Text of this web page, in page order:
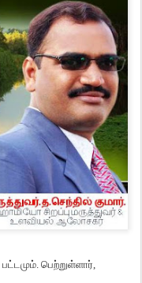
பட்டமும். பெற்றுள்ளார்,